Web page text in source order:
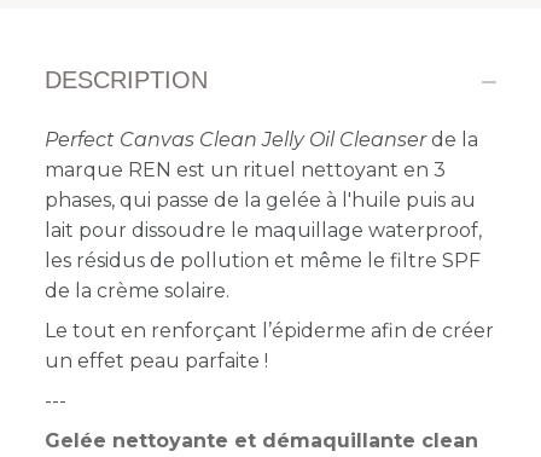
DESCRIPTION
Perfect Canvas Clean Jelly Oil Cleanserde la
marque REN est un rituel nettoyant en 3
phases, qui passe de la gelée à l'huile puis au
lait pour dissoudre le maquillage waterproof,
les résidus de pollution et même le filtre SPF
de la crème solaire.
Le tout en renforçant l’épiderme afin de créer
un effet peau parfaite !
---
Gelée nettoyante et démaquillante clean